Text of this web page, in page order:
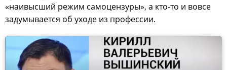
«наивысший режим самоцензуры», а кто-то и вовсе
задумывается об уходе из профессии.